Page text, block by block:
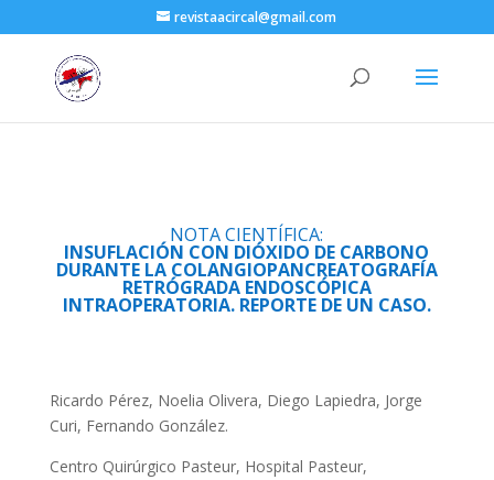
revistaacircal@gmail.com
NOTA CIENTÍFICA:
INSUFLACIÓN CON DIÓXIDO DE CARBONO
DURANTE LA COLANGIOPANCREATOGRAFÍA
RETRÓGRADA ENDOSCÓPICA
INTRAOPERATORIA. REPORTE DE UN CASO.
Ricardo Pérez, Noelia Olivera, Diego Lapiedra, Jorge
Curi, Fernando González.
Centro Quirúrgico Pasteur, Hospital Pasteur,